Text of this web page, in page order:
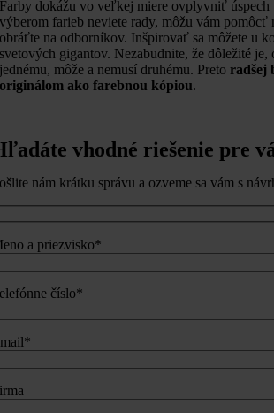
Farby dokážu vo veľkej miere ovplyvniť úspech
výberom farieb neviete rady, môžu vám pomôcť
obráťte na odborníkov. Inšpirovať sa môžete u
svetových gigantov. Nezabudnite, že dôležité
jednému, môže a nemusí druhému. Preto radšej
originálom ako farebnou kópiou.
vhodné riešenie pre
nám krátku správu a ozveme sa vám s
a priezvisko*
číslo*